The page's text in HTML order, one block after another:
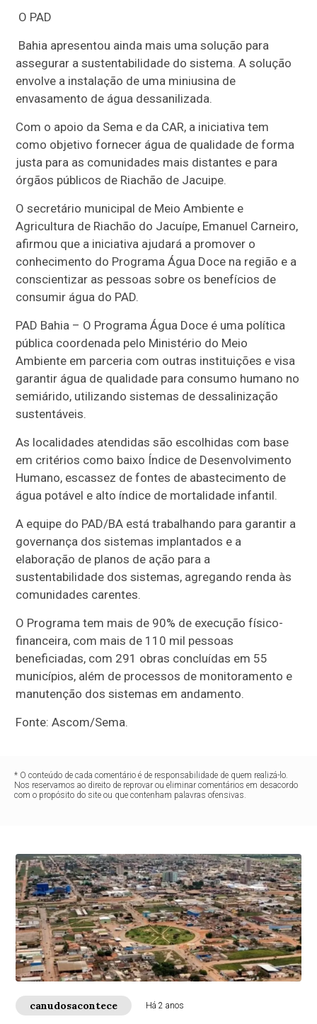
O PAD
Bahia apresentou ainda mais uma solução para
assegurar a sustentabilidade do sistema. A solução
envolve a instalação de uma miniusina de
envasamento de água dessanilizada.
Com o apoio da Sema e da CAR, a iniciativa tem
como objetivo fornecer água de qualidade de forma
justa para as comunidades mais distantes e para
órgãos públicos de Riachão de Jacuipe.
O secretário municipal de Meio Ambiente e
Agricultura de Riachão do Jacuípe, Emanuel Carneiro,
afirmou que a iniciativa ajudará a promover o
conhecimento do Programa Água Doce na região e a
conscientizar as pessoas sobre os benefícios de
consumir água do PAD.
PAD Bahia – O Programa Água Doce é uma política
pública coordenada pelo Ministério do Meio
Ambiente em parceria com outras instituições e visa
garantir água de qualidade para consumo humano no
semiárido, utilizando sistemas de dessalinização
sustentáveis.
As localidades atendidas são escolhidas com base
em critérios como baixo Índice de Desenvolvimento
Humano, escassez de fontes de abastecimento de
água potável e alto índice de mortalidade infantil.
A equipe do PAD/BA está trabalhando para garantir a
governança dos sistemas implantados e a
elaboração de planos de ação para a
sustentabilidade dos sistemas, agregando renda às
comunidades carentes.
O Programa tem mais de 90% de execução físico-
financeira, com mais de 110 mil pessoas
beneficiadas, com 291 obras concluídas em 55
municípios, além de processos de monitoramento e
manutenção dos sistemas em andamento.
Fonte: Ascom/Sema.
* O conteúdo de cada comentário é de responsabilidade de quem realizá-lo.
Nos reservamos ao direito de reprovar ou eliminar comentários em desacordo
com o propósito do site ou que contenham palavras ofensivas.
canudosacontece Há 2 anos